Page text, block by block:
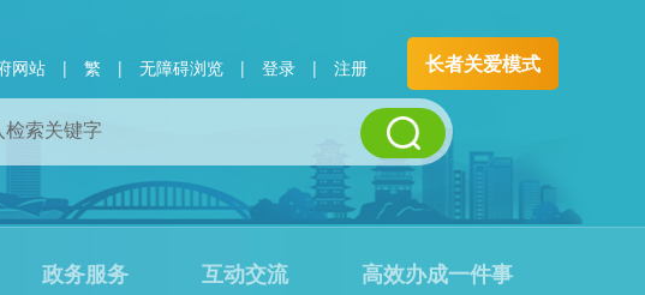
网站 | 繁 | 无障碍浏览 | 登录 | 注册 长者关爱模式
政务服务 互动交流 高效办成一件事